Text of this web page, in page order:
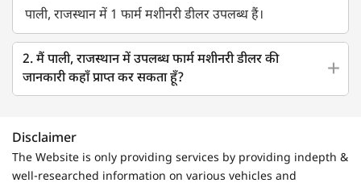
पाली, राजस्थान में 1 फार्म मशीनरी डीलर उपलब्ध हैं।
2. मैं पाली, राजस्थान में उपलब्ध फार्म मशीनरी डीलर की
जानकारी कहाँ प्राप्त कर सकता हूँ?
Disclaimer
The Website is only providing services by providing indepth &
well-researched information on various vehicles and